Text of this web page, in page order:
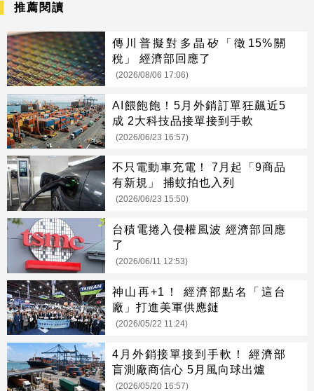
推薦閱讀
傳川普擬對多晶矽「徵15%關
稅」 經濟部回應了
(2026/08/06 17:06)
AI餵飽飽！5月外銷訂單狂飆近5
成 2大科技品接單接到手軟
(2026/06/23 16:57)
不只電動車充電！ 7月起「9商品
有新規」 捕蚊拍也入列
(2026/06/23 15:50)
台積電捲入侵權風波 經濟部回應
了
(2026/06/11 12:53)
神山再+1！ 經濟部點名「這台
廠」打進美軍供應鏈
(2026/05/22 11:24)
4月外銷接單接到手軟！ 經濟部
盲測廠商信心 5月風向球出爐
(2026/05/20 16:57)